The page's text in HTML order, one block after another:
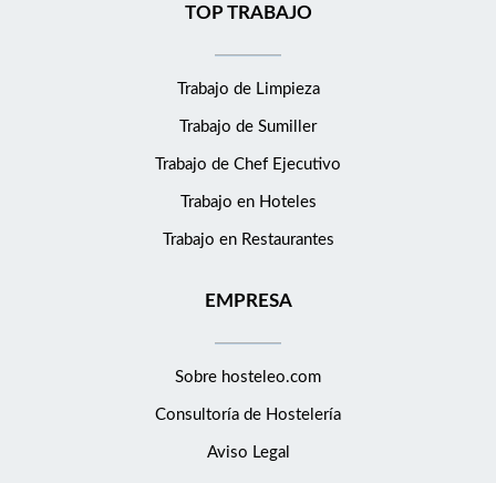
TOP TRABAJO
Trabajo de Limpieza
Trabajo de Sumiller
Trabajo de Chef Ejecutivo
Trabajo en Hoteles
Trabajo en Restaurantes
EMPRESA
Sobre hosteleo.com
Consultoría de Hostelería
Aviso Legal